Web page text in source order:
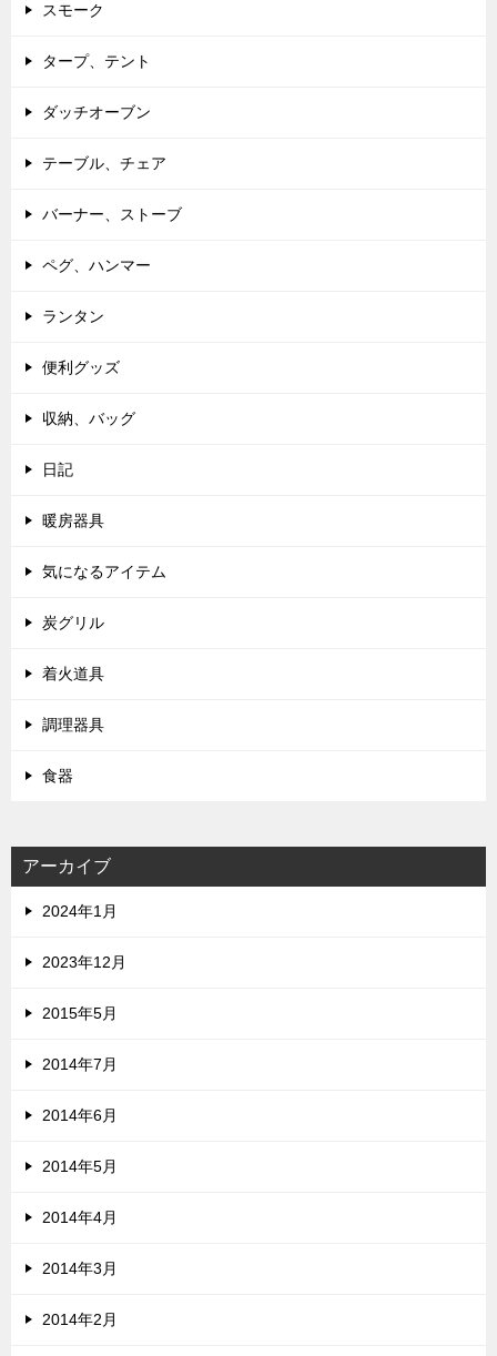
スモーク
タープ、テント
ダッチオーブン
テーブル、チェア
バーナー、ストーブ
ペグ、ハンマー
ランタン
便利グッズ
収納、バッグ
日記
暖房器具
気になるアイテム
炭グリル
着火道具
調理器具
食器
アーカイブ
2024年1月
2023年12月
2015年5月
2014年7月
2014年6月
2014年5月
2014年4月
2014年3月
2014年2月